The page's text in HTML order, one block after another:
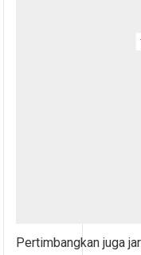
Pertimbangkan juga